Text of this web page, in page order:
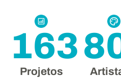
Projetos
163